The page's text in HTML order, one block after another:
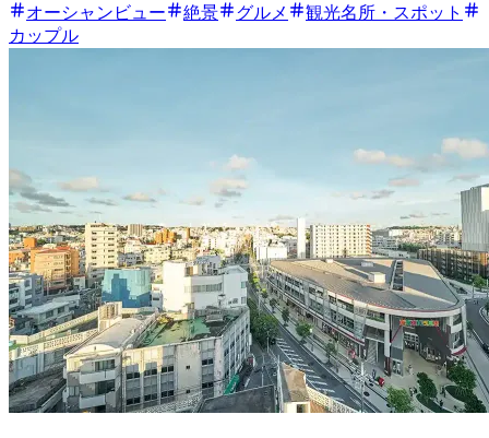
オーシャンビュー
絶景 グルメ
観光名所・スポット
カップル